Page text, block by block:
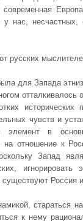
несчастных,
русских
для Запада
отталкивалось
чувств и
элемент в
на отношение к
Запад
Россия
стараться
к нему